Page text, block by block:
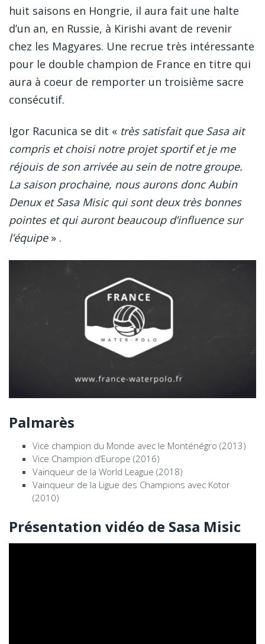
huit saisons en Hongrie, il aura fait une halte
d’un an, en Russie, à Kirishi avant de revenir
chez les Magyares. Une recrue très intéressante
pour le double champion de France en titre qui
aura à coeur de remporter un troisième sacre
consécutif.
Igor Racunica se dit « très satisfait que Sasa ait
compris et choisi notre projet sportif et je me
réjouis de son arrivée au sein de notre groupe.
La saison prochaine, nous aurons donc Aubin
Denux et Sasa Misic qui sont deux très bonnes
pointes et qui auront beaucoup d’influence sur
l’équipe» .
Palmarès
Vice champion du Monde avec le Monténégro (2013)
Vice Champion d’Europe (2016)
Vainqueur de la World League (2018)
Vainqueur de la Ligue des Champions avec Kotor
(2010)
Présentation vidéo de Sasa Misic